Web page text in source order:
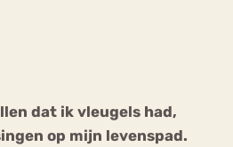
dat ik vleugels had,
op mijn levenspad.